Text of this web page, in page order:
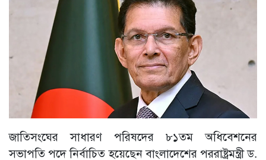
জাতিসংঘের সাধারণ পরিষদের ৮১তম অধিবেশনের
সভাপতি পদে নির্বাচিত হয়েছেন বাংলাদেশের পররাষ্ট্রমন্ত্রী ড.